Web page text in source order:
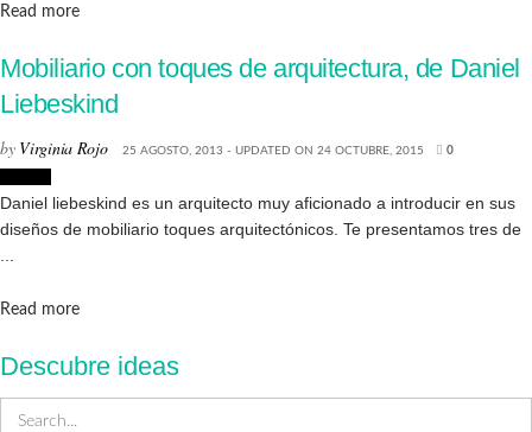
Read moreDetails
Mobiliario con toques de arquitectura, de Daniel
Liebeskind
by Virginia Rojo 25 AGOSTO, 2013 - UPDATED ON 24 OCTUBRE, 2015 0
Daniel liebeskind es un arquitecto muy aficionado a introducir en sus
diseños de mobiliario toques arquitectónicos. Te presentamos tres de
Read moreDetails
Descubre ideas